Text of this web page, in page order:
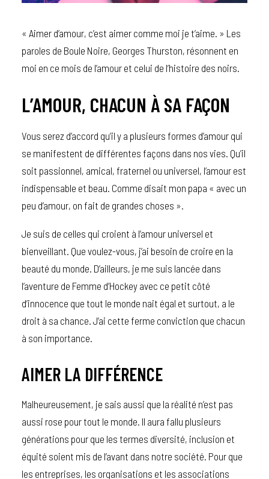
« Aimer d’amour, c’est aimer comme moi je t’aime. » Les
paroles de Boule Noire, Georges Thurston, résonnent en
moi en ce mois de l’amour et celui de l’histoire des noirs.
L’AMOUR, CHACUN À SA FAÇON
Vous serez d’accord qu’il y a plusieurs formes d’amour qui
se manifestent de différentes façons dans nos vies. Qu’il
soit passionnel, amical, fraternel ou universel, l’amour est
indispensable et beau. Comme disait mon papa « avec un
peu d’amour, on fait de grandes choses ».
Je suis de celles qui croient à l’amour universel et
bienveillant. Que voulez-vous, j’ai besoin de croire en la
beauté du monde. D’ailleurs, je me suis lancée dans
l’aventure de Femme d’Hockey avec ce petit côté
d’innocence que tout le monde nait égal et surtout, a le
droit à sa chance. J’ai cette ferme conviction que chacun
à son importance.
AIMER LA DIFFÉRENCE
Malheureusement, je sais aussi que la réalité n’est pas
aussi rose pour tout le monde. Il aura fallu plusieurs
générations pour que les termes diversité, inclusion et
équité soient mis de l’avant dans notre société. Pour que
les entreprises, les organisations et les associations